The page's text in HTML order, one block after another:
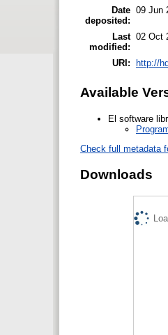
Date
deposited:
09 Jun
Last
modified:
02 Oct
URI: http://
Available
El software
Check full metadata
Downloads